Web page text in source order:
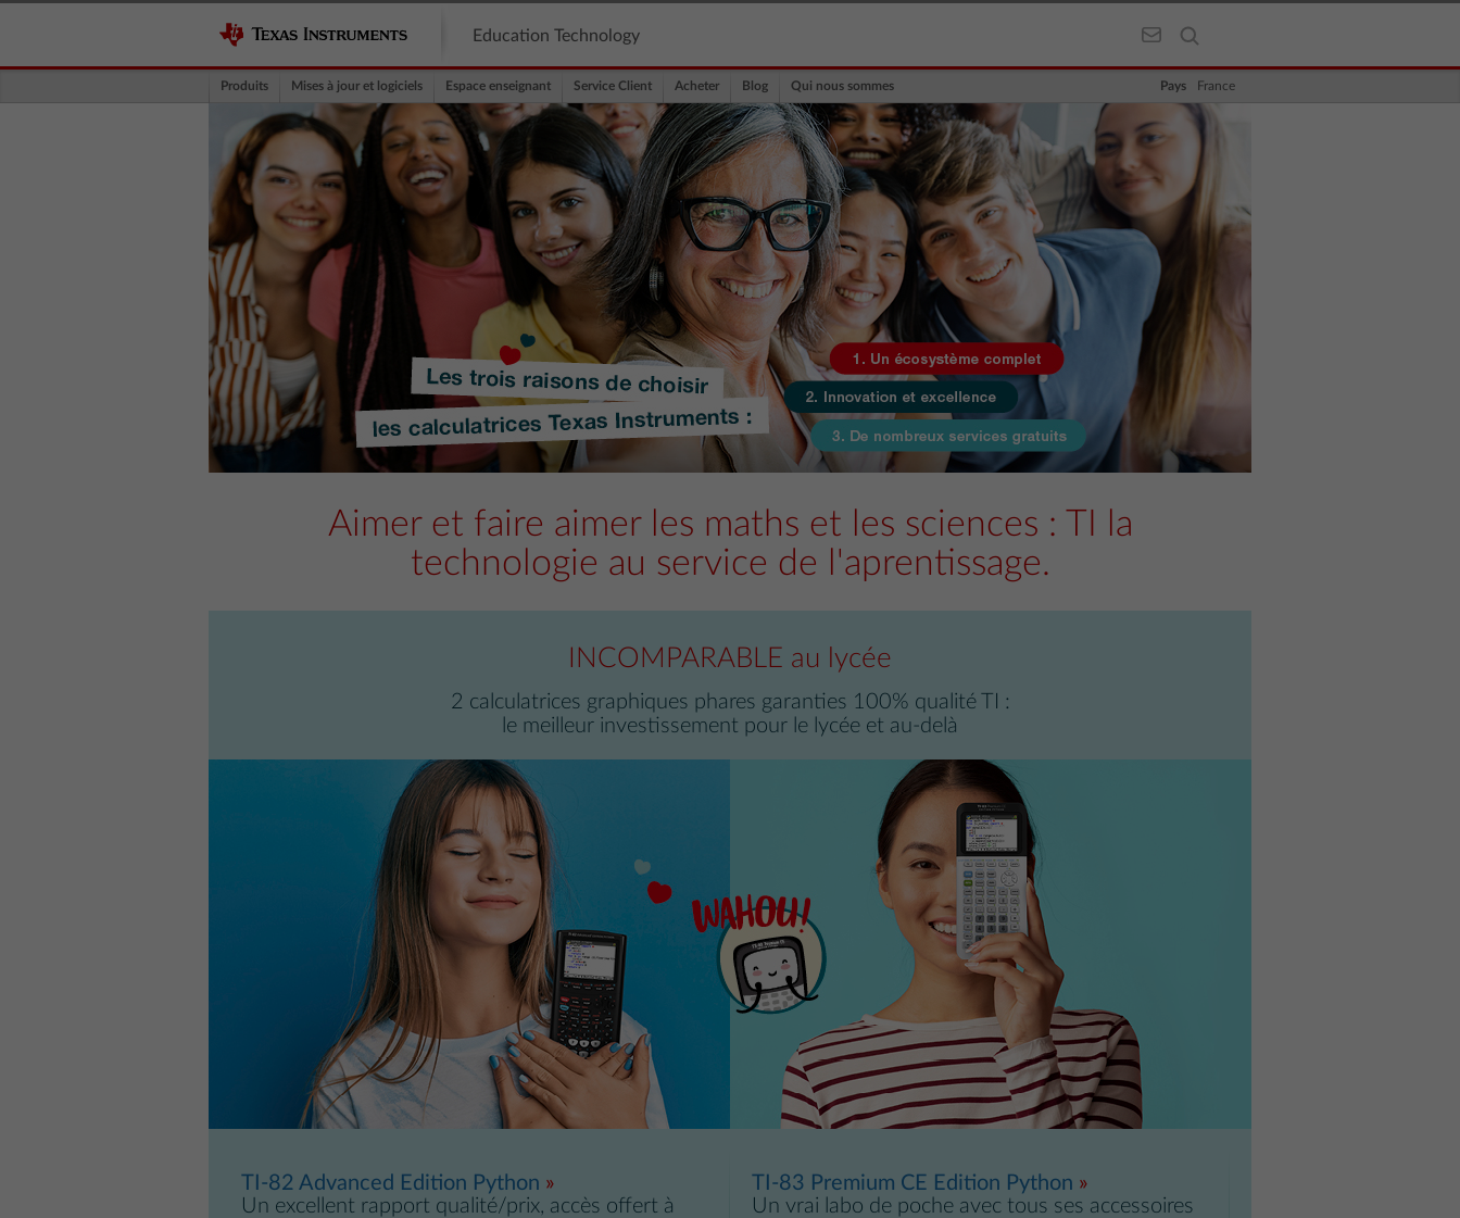
Education Technology
Produits Mises à jour et logiciels Espace enseignant Service Client Acheter Blog Qui nous sommes Pays France
Aimer et faire aimer les maths et les sciences : TI la
technologie au service de l'aprentissage.
INCOMPARABLE au lycée
2 calculatrices graphiques phares garanties 100% qualité TI :
le meilleur investissement pour le lycée et au-delà
TI-82 Advanced Edition Python
Un excellent rapport qualité/prix, accès offert à
TI-83 Premium CE Edition Python
Un vrai labo de poche avec tous ses accessoires